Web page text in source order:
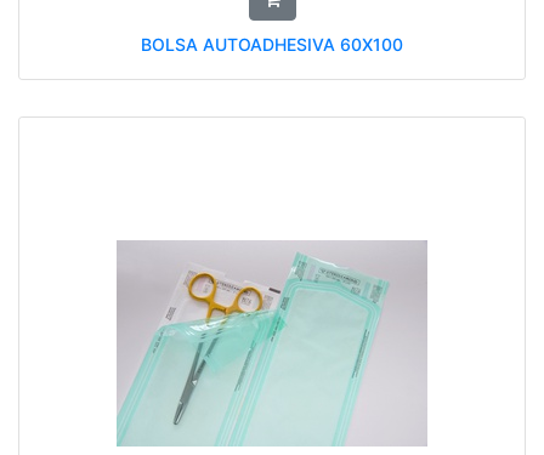
BOLSA AUTOADHESIVA 60X100